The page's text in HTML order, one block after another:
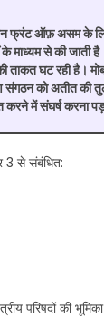
फ्रंट ऑफ़ असम के
के माध्यम से की जाती
घट रही है।
को अतीत की
करने में संघर्ष करना
3 से संबंधित:
परिषदों की भूमिका